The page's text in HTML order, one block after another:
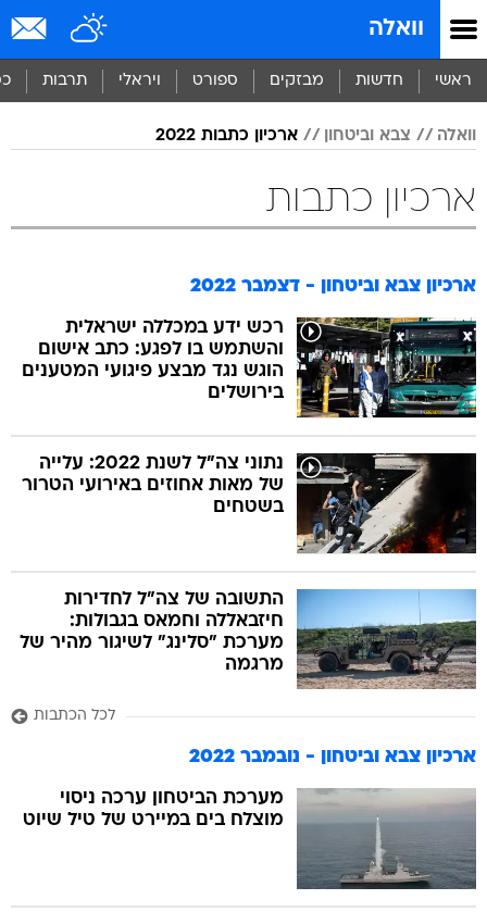
וואלה
ראשי חדשות מבזקים ספורט ויראלי תרבות
וואלה צבא וביטחון ארכיון כתבות 2022
ארכיון כתבות
ארכיון צבא וביטחון - דצמבר 2022
רכש ידע במכללה ישראלית
והשתמש בו לפגע: כתב אישום
הוגש נגד מבצע פיגועי המטענים
בירושלים
נתוני צה"ל לשנת 2022: עלייה
של מאות אחוזים באירועי הטרור
בשטחים
התשובה של צה"ל לחדירות
חיזבאללה וחמאס בגבולות:
מערכת "סלינג" לשיגור מהיר של
מרגמה
לכל הכתבות
ארכיון צבא וביטחון - נובמבר 2022
מערכת הביטחון ערכה ניסוי
מוצלח בים במיירט של טיל שיוט